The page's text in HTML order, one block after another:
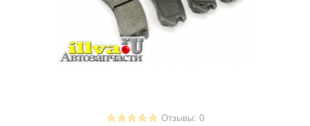
Отзывы: 0